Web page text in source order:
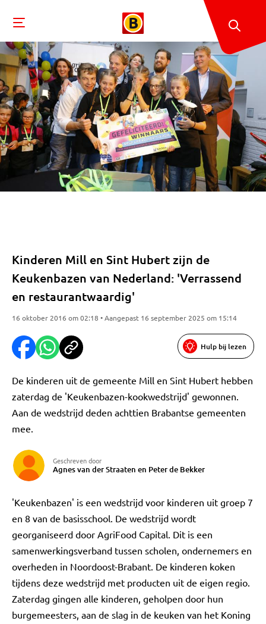
Kinderen Mill en Sint Hubert zijn de
Keukenbazen van Nederland: 'Verrassend
en restaurantwaardig'
16 oktober 2016 om 02:18 • Aangepast 16 september 2025 om 15:14
Hulp bij lezen
De kinderen uit de gemeente Mill en Sint Hubert hebben
zaterdag de 'Keukenbazen-kookwedstrijd' gewonnen.
Aan de wedstrijd deden achttien Brabantse gemeenten
mee.
Geschreven door
Agnes van der Straaten en Peter de Bekker
'Keukenbazen' is een wedstrijd voor kinderen uit groep 7
en 8 van de basisschool. De wedstrijd wordt
georganiseerd door AgriFood Capital. Dit is een
samenwerkingsverband tussen scholen, ondernemers en
overheden in Noordoost-Brabant. De kinderen koken
tijdens deze wedstrijd met producten uit de eigen regio.
Zaterdag gingen alle kinderen, geholpen door hun
burgemeesters, aan de slag in de keuken van het Koning